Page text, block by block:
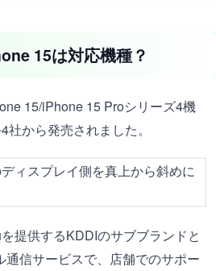
15は対応機種？
15/iPhone 15 Proシリーズ4機
から発売されました。
提供するKDDIのサブブランドと
通信サービスで、店舗でのサポー